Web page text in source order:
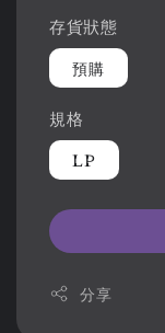
存貨狀態
預購
規格
LP
分享